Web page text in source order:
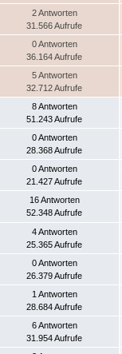
2 Antworten
31.566 Aufrufe
0 Antworten
36.164 Aufrufe
5 Antworten
32.712 Aufrufe
8 Antworten
51.243 Aufrufe
0 Antworten
28.368 Aufrufe
0 Antworten
21.427 Aufrufe
16 Antworten
52.348 Aufrufe
4 Antworten
25.365 Aufrufe
0 Antworten
26.379 Aufrufe
1 Antworten
28.684 Aufrufe
6 Antworten
31.954 Aufrufe